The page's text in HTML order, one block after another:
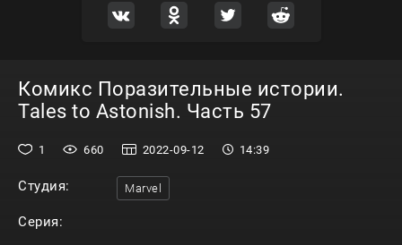
Комикс Поразительные истории.
Tales to Astonish. Часть 57
1 660 2022-09-12 14:39
Студия: Marvel
Серия: